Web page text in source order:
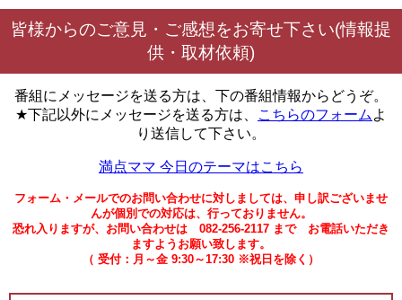
皆様からのご意見・ご感想をお寄せ下さい(情報提
供・取材依頼)
番組にメッセージを送る方は、下の番組情報からどうぞ。
★下記以外にメッセージを送る方は、
こちらのフォーム よ
り送信して下さい。
満点ママ 今日のテーマはこちら
フォーム・メールでのお問い合わせに対しましては、申し訳ございませ
んが個別での対応は、行っておりません。
恐れ入りますが、お問い合わせは 082-256-2117 まで お電話いただき
ますようお願い致します。
（ 受付：月～金 9:30～17:30 ※祝日を除く）